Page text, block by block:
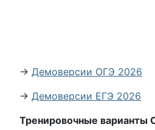
→ Демоверсии ОГЭ 2026
→ Демоверсии ЕГЭ 2026
Тренировочные варианты